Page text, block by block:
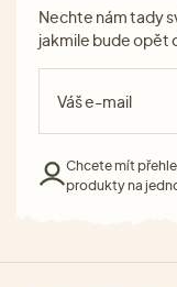
Nechte nám tady
jakmile bude opět
Chcete mít
produkty na